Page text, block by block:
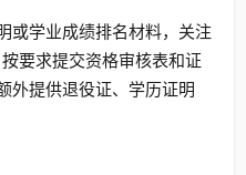
或学业成绩排名材料，关注
要求提交资格审核表和证
外提供退役证、学历证明